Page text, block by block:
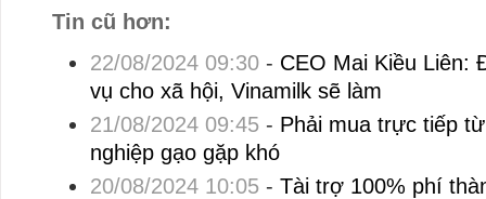
Tin cũ hơn:
22/08/2024 09:30- CEO Mai Kiều Liên:
vụ cho xã hội, Vinamilk sẽ làm
21/08/2024 09:45- Phải mua trực tiếp
nghiệp gạo gặp khó
20/08/2024 10:05- Tài trợ 100% phí